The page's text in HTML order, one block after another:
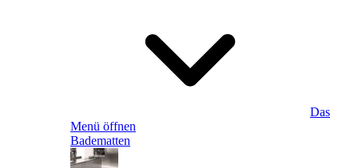
Das
Menü öffnen
Badematten